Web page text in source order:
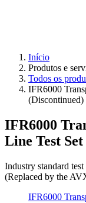
Início
Produtos e
Todos os
IFR6000
(Discontinued)
IFR6000
Line Test
Industry standard
(Replaced by the
IFR6000